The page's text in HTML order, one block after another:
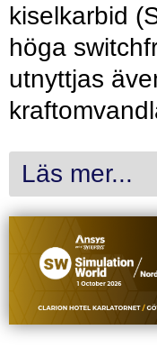
kiselkarbid
höga
utnyttjas
Läs mer...